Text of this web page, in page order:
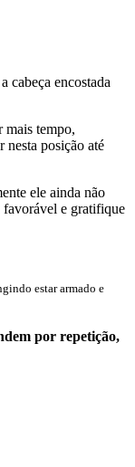
cabeça encostada
mais tempo,
nesta posição até
ele ainda não
favorável e gratifique
estar armado e
por repetição,